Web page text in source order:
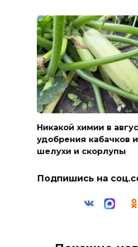
Никакой химии в
удобрения кабачков
шелухи и скорлупы
Подпишись на